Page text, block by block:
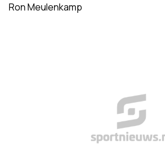
Ron Meulenkamp